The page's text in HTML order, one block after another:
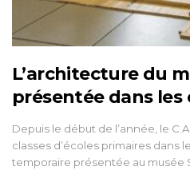
L’architecture du
présentée dans les
Depuis le début de l’année, le
classes d’écoles primaires dans
temporaire présentée au musée